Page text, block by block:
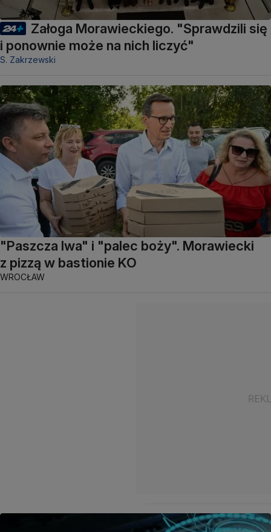
Załoga Morawieckiego. "Sprawdzili się
i ponownie może na nich liczyć"
S. Zakrzewski
"Paszcza lwa" i "palec boży". Morawiecki
z pizzą w bastionie KO
WROCŁAW